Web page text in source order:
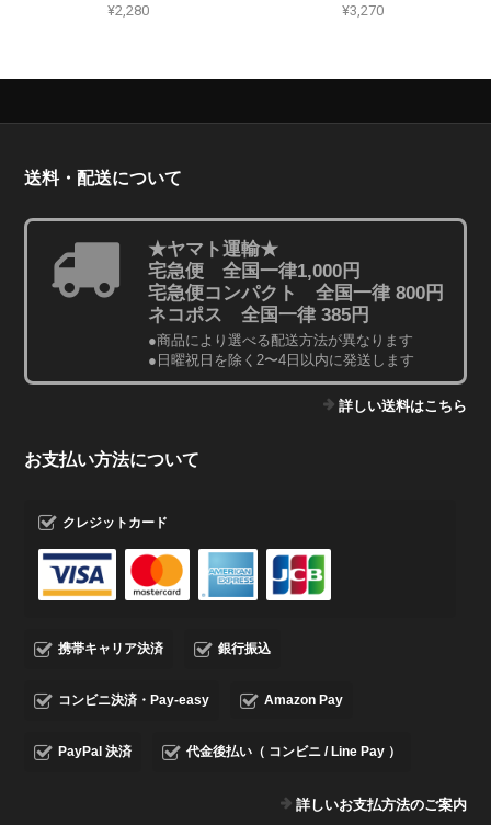
¥2,280 ¥3,270
送料・配送について
★ヤマト運輸★
宅急便 全国一律1,000円
宅急便コンパクト 全国一律 800円
ネコポス 全国一律 385円
●商品により選べる配送方法が異なります
●日曜祝日を除く2〜4日以内に発送します
詳しい送料はこちら
お支払い方法について
クレジットカード
携帯キャリア決済 銀行振込
コンビニ決済・Pay-easy Amazon Pay
PayPal 決済 代金後払い（ コンビニ / Line Pay ）
詳しいお支払方法のご案内